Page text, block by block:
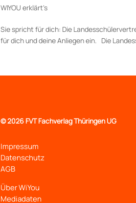
WIYOU erklärt's
Sie spricht für dich: Die
für dich und deine Anliegen ein. Die
©2026 FVT Fachverlag Thüringen UG
Impressum
Datenschutz
AGB
Über WiYou
Mediadaten